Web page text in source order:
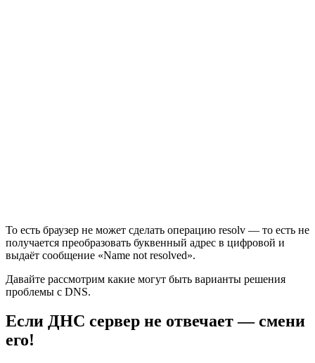
То есть браузер не может сделать операцию resolv — то есть не
получается преобразовать буквенный адрес в цифровой и
выдаёт сообщение «Name not resolved».
Давайте рассмотрим какие могут быть варианты решения
проблемы с DNS.
Если ДНС сервер не отвечает — смени
его!